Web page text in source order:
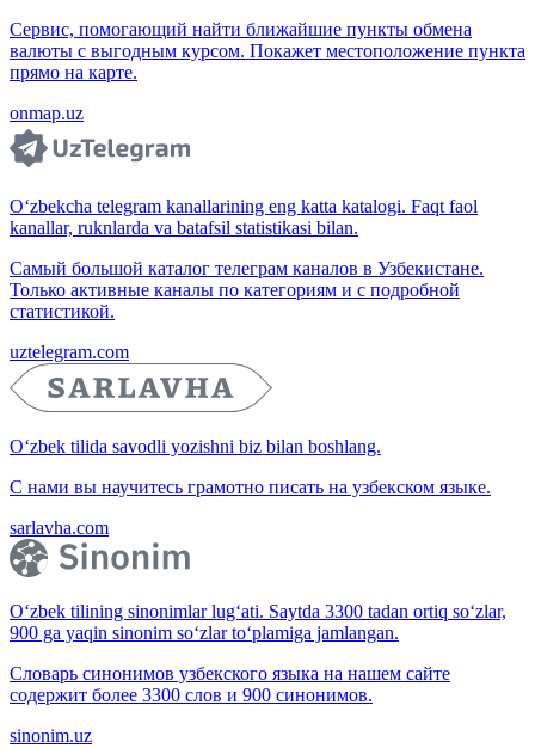
Сервис, помогающий найти ближайшие пункты обмена
валюты с выгодным курсом. Покажет местоположение пункта
прямо на карте.
onmap.uz
O‘zbekcha telegram kanallarining eng katta katalogi. Faqt faol
kanallar, ruknlarda va batafsil statistikasi bilan.
Самый большой каталог телеграм каналов в Узбекистане.
Только активные каналы по категориям и с подробной
статистикой.
uztelegram.com
O‘zbek tilida savodli yozishni biz bilan boshlang.
С нами вы научитесь грамотно писать на узбекском языке.
sarlavha.com
O‘zbek tilining sinonimlar lug‘ati. Saytda 3300 tadan ortiq so‘zlar,
900 ga yaqin sinonim so‘zlar to‘plamiga jamlangan.
Словарь синонимов узбекского языка на нашем сайте
содержит более 3300 слов и 900 синонимов.
sinonim.uz